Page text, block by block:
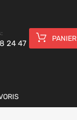
24 47
PANIER